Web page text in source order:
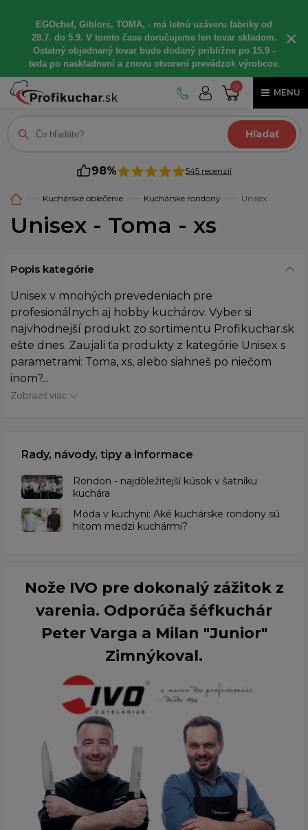
EGOchef, Giblors, TOMA, - má letnú uzáveru fabriky od
28.7. do 5.9. V tomto čase doručujeme len tovar skladom.
Ostatný objednaný tovar bude dodaný približne po 15.9 -
teda po naskladnení a znovu otvorení prevádzok výrobcov.
×
0
MENU
Hľadať
98% 545 recenzií
Kuchárske oblečenie Kuchárske rondony Unisex
Unisex - Toma - xs
Popis kategórie
Unisex v mnohých prevedeniach pre
profesionálnych aj hobby kuchárov. Vyber si
najvhodnejší produkt zo sortimentu Profikuchar.sk
ešte dnes. Zaujali ťa produkty z kategórie Unisex s
parametrami: Toma, xs, alebo siahneš po niečom
inom?...
Zobraziť viac
Rady, návody, tipy a informace
Rondon - najdôležitejší kúsok v šatníku
kuchára
​Móda v kuchyni: Aké kuchárske rondony sú
hitom medzi kuchármi?
Nože IVO pre dokonalý zážitok z
varenia. Odporúča šéfkuchár
Peter Varga a Milan "Junior"
Zimnýkoval.